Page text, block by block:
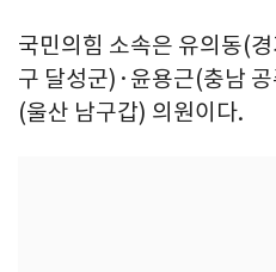
국민의힘 소속은 유의동(
구 달성군)·윤용근(충남
(울산 남구갑) 의원이다.